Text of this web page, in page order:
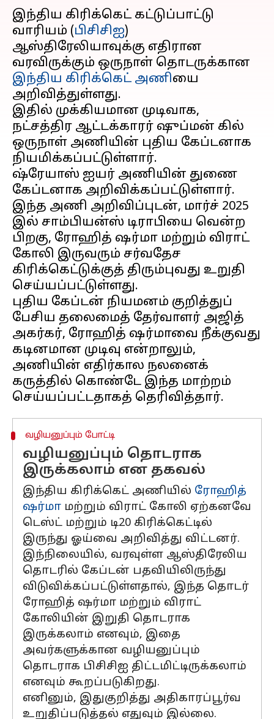
இந்திய கிரிக்கெட் கட்டுப்பாட்டு
வாரியம் (பிசிசிஐ)
ஆஸ்திரேலியாவுக்கு எதிரான
வரவிருக்கும் ஒருநாள் தொடருக்கான
இந்திய கிரிக்கெட் அணியை
அறிவித்துள்ளது.
இதில் முக்கியமான முடிவாக,
நட்சத்திர ஆட்டக்காரர் ஷுப்மன் கில்
ஒருநாள் அணியின் புதிய கேப்டனாக
நியமிக்கப்பட்டுள்ளார்.
ஷ்ரேயாஸ் ஐயர் அணியின் துணை
கேப்டனாக அறிவிக்கப்பட்டுள்ளார்.
இந்த அணி அறிவிப்புடன், மார்ச் 2025
இல் சாம்பியன்ஸ் டிராபியை வென்ற
பிறகு, ரோஹித் ஷர்மா மற்றும் விராட்
கோலி இருவரும் சர்வதேச
கிரிக்கெட்டுக்குத் திரும்புவது உறுதி
செய்யப்பட்டுள்ளது.
புதிய கேப்டன் நியமனம் குறித்துப்
பேசிய தலைமைத் தேர்வாளர் அஜித்
அகர்கர், ரோஹித் ஷர்மாவை நீக்குவது
கடினமான முடிவு என்றாலும்,
அணியின் எதிர்கால நலனைக்
கருத்தில் கொண்டே இந்த மாற்றம்
வழியனுப்பும் போட்டி
வழியனுப்பும் தொடராக
இருக்கலாம் என தகவல்
இந்திய கிரிக்கெட் அணியில் ரோஹித்
ஷர்மா மற்றும் விராட் கோலி ஏற்கனவே
டெஸ்ட் மற்றும் டி20 கிரிக்கெட்டில்
இருந்து ஓய்வை அறிவித்து விட்டனர்.
இந்நிலையில், வரவுள்ள ஆஸ்திரேலிய
தொடரில் கேப்டன் பதவியிலிருந்து
விடுவிக்கப்பட்டுள்ளதால், இந்த தொடர்
ரோஹித் ஷர்மா மற்றும் விராட்
கோலியின் இறுதி தொடராக
இருக்கலாம் எனவும், இதை
அவர்களுக்கான வழியனுப்பும்
தொடராக பிசிசிஐ திட்டமிட்டிருக்கலாம்
எனவும் கூறப்படுகிறது.
எனினும், இதுகுறித்து அதிகாரப்பூர்வ
உறுதிப்படுத்தல் எதுவும் இல்லை.